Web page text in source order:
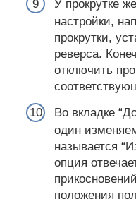
У прокрутке
настройки,
прокрутки,
реверса.
отключить
Во вкладке
один
называется
опция
положения